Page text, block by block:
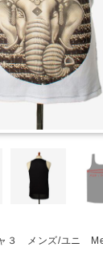
３ メンズ/ユニ